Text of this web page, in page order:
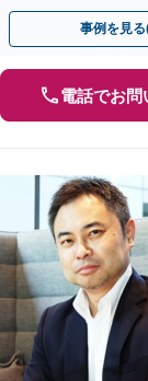
的財産等、お任せく
事例を見
電話でお問